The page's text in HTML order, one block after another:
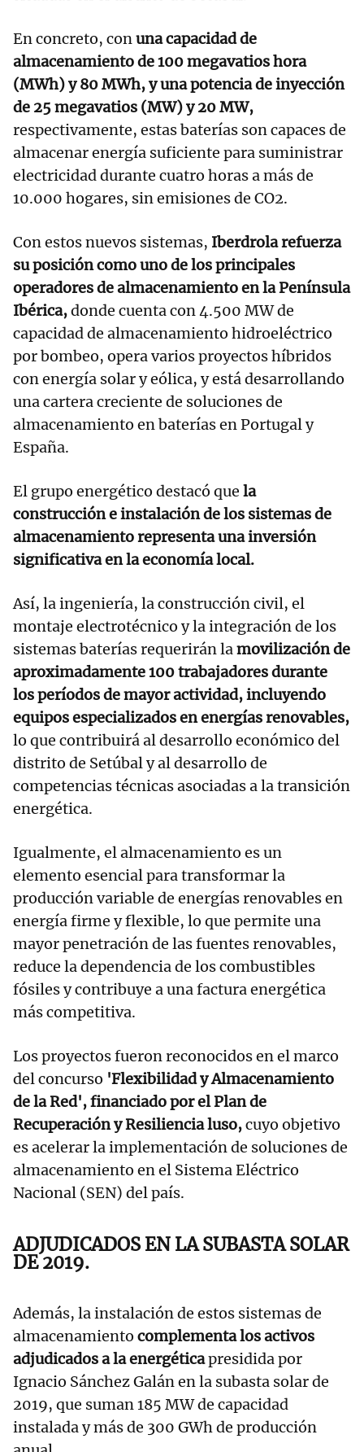
En concreto, conuna capacidad de
almacenamiento de 100 megavatios hora
(MWh) y 80 MWh, y una potencia de inyección
de 25 megavatios (MW) y 20 MW,
respectivamente, estas baterías son capaces de
almacenar energía suficiente para suministrar
electricidad durante cuatro horas a más de
10.000 hogares, sin emisiones de CO2.
Con estos nuevos sistemas, Iberdrola refuerza
su posición como uno de los principales
operadores de almacenamiento en la Península
Ibérica,donde cuenta con 4.500 MW de
capacidad de almacenamiento hidroeléctrico
por bombeo, opera varios proyectos híbridos
con energía solar y eólica, y está desarrollando
una cartera creciente de soluciones de
almacenamiento en baterías en Portugal y
España.
El grupo energético destacó que la
construcción e instalación de los sistemas de
almacenamiento representa una inversión
significativa en la economía local.
Así, la ingeniería, la construcción civil, el
montaje electrotécnico y la integración de los
sistemas baterías requerirán lamovilización de
aproximadamente 100 trabajadores durante
los períodos de mayor actividad, incluyendo
equipos especializados en energías renovables,
lo que contribuirá al desarrollo económico del
distrito de Setúbal y al desarrollo de
competencias técnicas asociadas a la transición
energética.
Igualmente, el almacenamiento es un
elemento esencial para transformar la
producción variable de energías renovables en
energía firme y flexible, lo que permite una
mayor penetración de las fuentes renovables,
reduce la dependencia de los combustibles
fósiles y contribuye a una factura energética
más competitiva.
Los proyectos fueron reconocidos en el marco
del concurso 'Flexibilidad y Almacenamiento
de la Red', financiado por el Plan de
Recuperación y Resiliencia luso,cuyo objetivo
es acelerar la implementación de soluciones de
almacenamiento en el Sistema Eléctrico
Nacional (SEN) del país.
ADJUDICADOS EN LA SUBASTA SOLAR
DE 2019.
Además, la instalación de estos sistemas de
almacenamiento complementa los activos
adjudicados a la energéticapresidida por
Ignacio Sánchez Galán en la subasta solar de
2019, que suman 185 MW de capacidad
instalada y más de 300 GWh de producción